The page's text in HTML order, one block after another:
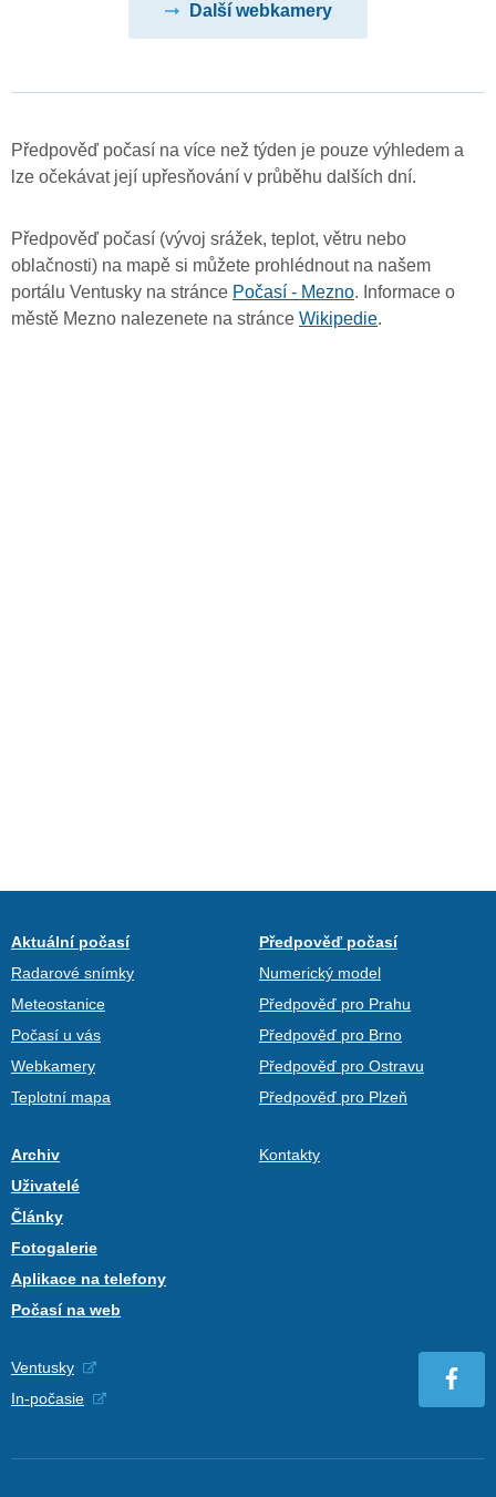
Další webkamery
Předpověď počasí na více než týden je pouze výhledem a
lze očekávat její upřesňování v průběhu dalších dní.
Předpověď počasí (vývoj srážek, teplot, větru nebo
oblačnosti) na mapě si můžete prohlédnout na našem
portálu Ventusky na stránce Počasí - Mezno. Informace o
městě Mezno nalezenete na stránce Wikipedie.
Aktuální počasí
Radarové snímky
Meteostanice
Počasí u vás
Webkamery
Teplotní mapa
Předpověď počasí
Numerický model
Předpověď pro Prahu
Předpověď pro Brno
Předpověď pro Ostravu
Předpověď pro Plzeň
Archiv
Uživatelé
Články
Fotogalerie
Aplikace na telefony
Počasí na web
Kontakty
Ventusky
In-počasie